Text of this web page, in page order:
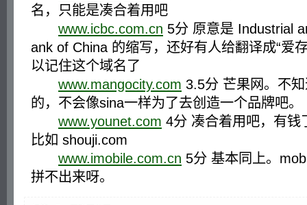
名，只能是凑合着用吧
www.icbc.com.cn 5分 原意是 Industrial
ank of China 的缩写，还好有人给翻译成“爱
以记住这个域名了
www.mangocity.com 3.5分 芒果网。不
的，不会像sina一样为了去创造一个品牌吧。
www.younet.com 4分 凑合着用吧，有钱
比如 shouji.com
www.imobile.com.cn 5分 基本同上。
拼不出来呀。